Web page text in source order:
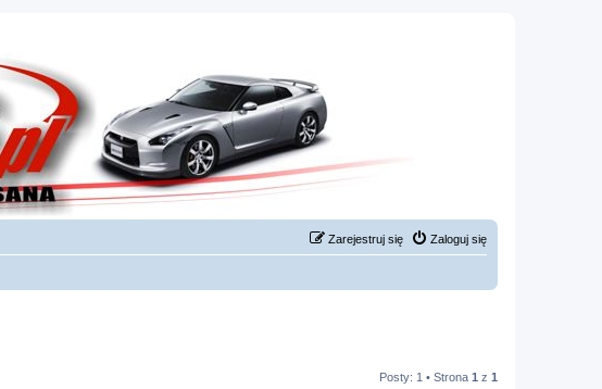
Zaloguj się
Zarejestruj się
Posty: 1 • Strona 1 z 1